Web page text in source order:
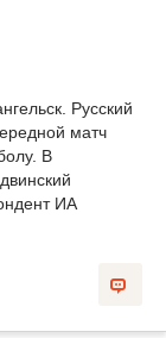
Русский
матч
В
ИА